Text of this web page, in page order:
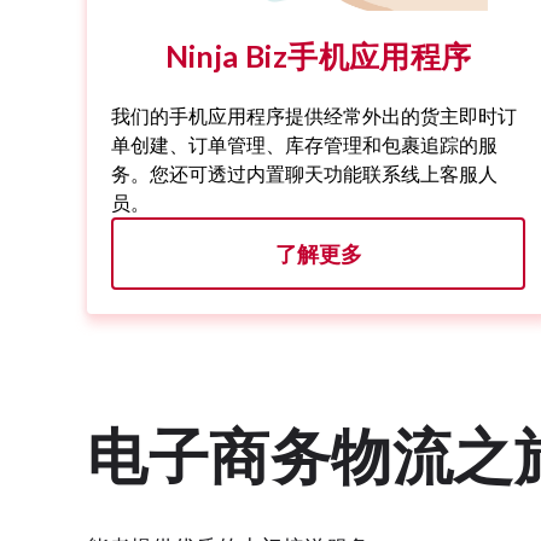
Ninja Biz手机应用程序
我们的手机应用程序提供经常外出的货主即时订
单创建、订单管理、库存管理和包裹追踪的服
务。您还可透过内置聊天功能联系线上客服人
员。
了解更多
电子商务物流之